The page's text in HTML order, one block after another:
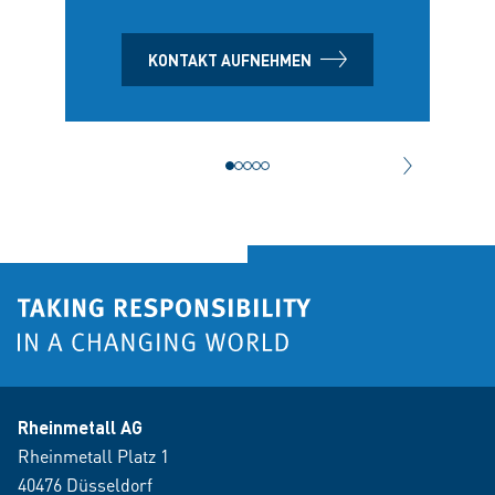
KONTAKT AUFNEHMEN
Rheinmetall AG
Rheinmetall Platz 1
40476 Düsseldorf